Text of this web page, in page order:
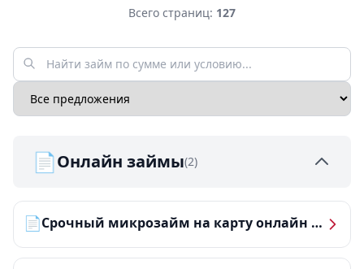
Всего страниц: 127
📄Онлайн займы(2)
📄 Срочный микрозайм на карту онлайн — получить деньги за 5 минут